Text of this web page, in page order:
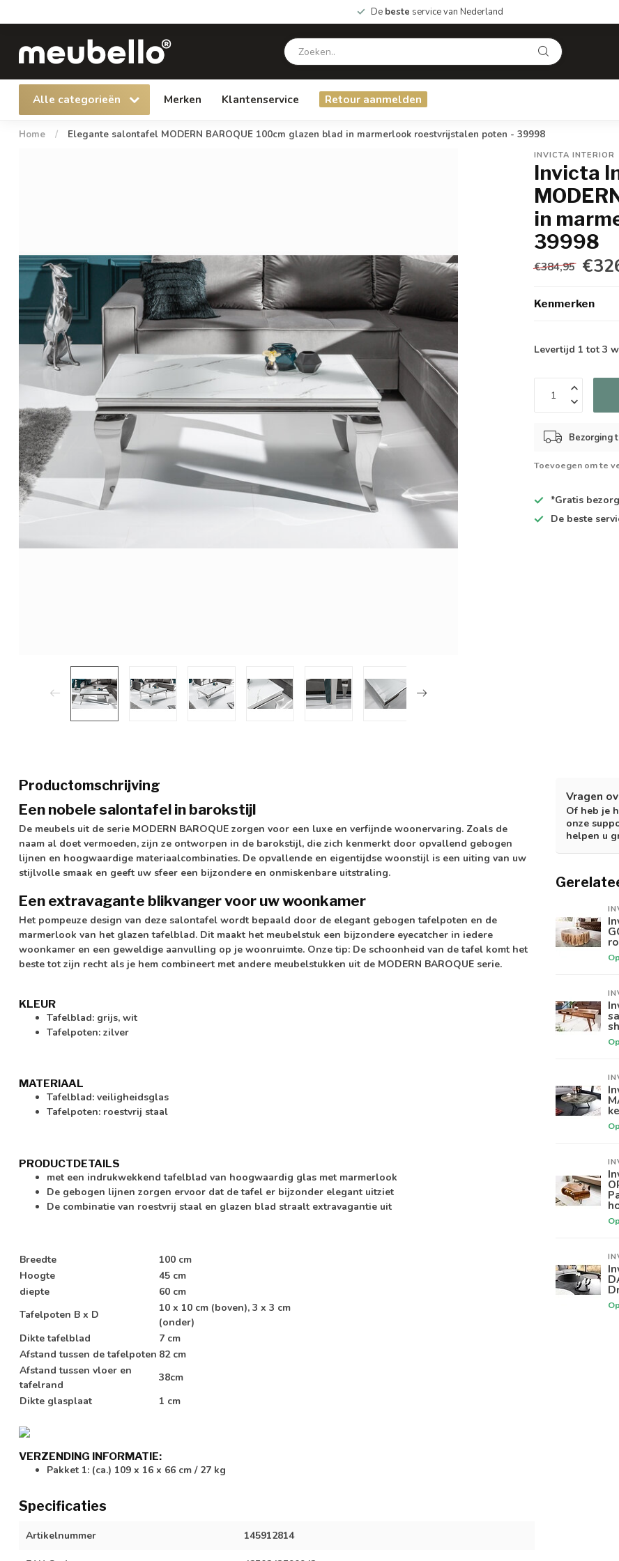
De beste service van Nederland
Alle categorieën Merken Klantenservice Retour aanmelden
Home / Elegante salontafel MODERN BAROQUE 100cm glazen blad in marmerlook roestvrijstalen poten - 39998
INVICTA INTERIOR
Invicta
in
39998
€384,95
Kenmerken
Levertijd 1 tot 3
Bezorging
Toevoegen om te
*Gratis
De beste
Productomschrijving
Een nobele salontafel in barokstijl
De meubels uit de serie MODERN BAROQUE zorgen voor een luxe en verfijnde woonervaring. Zoals de
naam al doet vermoeden, zijn ze ontworpen in de barokstijl, die zich kenmerkt door opvallend gebogen
lijnen en hoogwaardige materiaalcombinaties. De opvallende en eigentijdse woonstijl is een uiting van uw
stijlvolle smaak en geeft uw sfeer een bijzondere en onmiskenbare uitstraling.
Een extravagante blikvanger voor uw woonkamer
Het pompeuze design van deze salontafel wordt bepaald door de elegant gebogen tafelpoten en de
marmerlook van het glazen tafelblad. Dit maakt het meubelstuk een bijzondere eyecatcher in iedere
woonkamer en een geweldige aanvulling op je woonruimte. Onze tip: De schoonheid van de tafel komt het
beste tot zijn recht als je hem combineert met andere meubelstukken uit de MODERN BAROQUE serie.
KLEUR
Tafelblad: grijs, wit
Tafelpoten: zilver
MATERIAAL
Tafelblad: veiligheidsglas
Tafelpoten: roestvrij staal
PRODUCTDETAILS
met een indrukwekkend tafelblad van hoogwaardig glas met marmerlook
De gebogen lijnen zorgen ervoor dat de tafel er bijzonder elegant uitziet
De combinatie van roestvrij staal en glazen blad straalt extravagantie uit
Breedte
100 cm
Hoogte
45 cm
diepte
60 cm
Tafelpoten B x D
10 x 10 cm (boven), 3 x 3 cm
(onder)
Dikte tafelblad
7 cm
Afstand tussen de tafelpoten 82 cm
Afstand tussen vloer en
tafelrand
38cm
Dikte glasplaat
1 cm
VERZENDING INFORMATIE:
Pakket 1: (ca.) 109 x 16 x 66 cm / 27 kg
Specificaties
Artikelnummer 145912814
Vragen
Of heb je
onze
helpen u